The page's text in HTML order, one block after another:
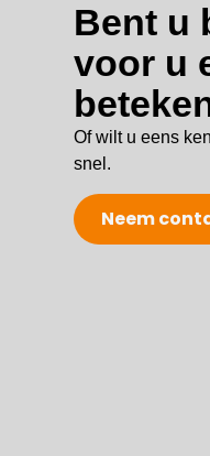
Bent u
voor u
Of wilt u eens
snel.
Neem